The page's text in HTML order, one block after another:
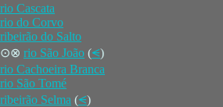
rio Cascata
rio do Corvo
ribeirão do Salto
⊙⊗ rio São João (⪪)
rio Cachoeira Branca
rio São Tomé
ribeirão Selma (⪪)